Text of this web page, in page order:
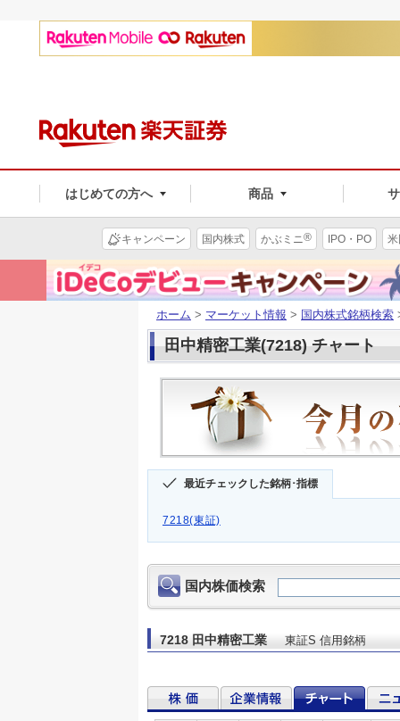
はじめての方へ 商品
キャンペーン 国内株式 かぶミニ® IPO・PO
ホーム > マーケット情報 > 国内株式銘柄検索
田中精密工業(7218) チャート
最近チェックした銘柄･指標
7218(東証)